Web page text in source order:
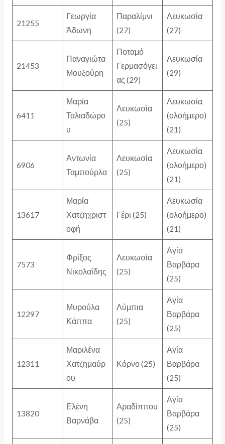
21255
Γεωργία
Άδωνη
Παραλίμνι
(27)
Λευκωσία
(27)
21453
Παναγιώτα
Μουξούρη
Ποταμό
Γερμασόγει
ας (29)
Λευκωσία
(29)
6411
Μαρία
Ταλιαδώρο
υ
Λευκωσία
(25)
Λευκωσία
(ολοήμερο)
(21)
6906
Αντωνία
Ταμπούρλα
Λευκωσία
(25)
Λευκωσία
(ολοήμερο)
(21)
13617
Μαρία
Χατζηχριστ
οφή
Γέρι (25)
Λευκωσία
(ολοήμερο)
(21)
7573
Φρίξος
Νικολαΐδης
Λευκωσία
(25)
Αγία
Βαρβάρα
(25)
12297
Μυρούλα
Κάππα
Λύμπια
(25)
Αγία
Βαρβάρα
(25)
12311
Μαριλένα
Χατζημαύρ
ου
Κόρνο (25)
Αγία
Βαρβάρα
(25)
13820
Ελένη
Βαρνάβα
Αραδίππου
(25)
Αγία
Βαρβάρα
(25)